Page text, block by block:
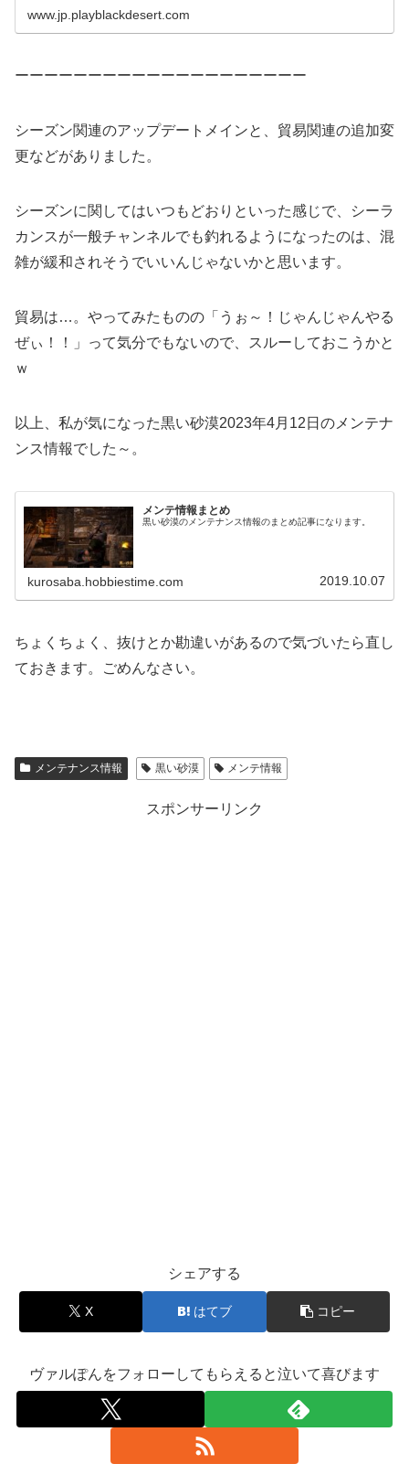
www.jp.playblackdesert.com
ーーーーーーーーーーーーーーーーーーーー
シーズン関連のアップデートメインと、貿易関連の追加変
更などがありました。
シーズンに関してはいつもどおりといった感じで、シーラ
カンスが一般チャンネルでも釣れるようになったのは、混
雑が緩和されそうでいいんじゃないかと思います。
貿易は…。やってみたものの「うぉ～！じゃんじゃんやる
ぜぃ！！」って気分でもないので、スルーしておこうかと
ｗ
以上、私が気になった黒い砂漠2023年4月12日のメンテナ
ンス情報でした～。
メンテ情報まとめ
黒い砂漠のメンテナンス情報のまとめ記事になります。
kurosaba.hobbiestime.com 2019.10.07
ちょくちょく、抜けとか勘違いがあるので気づいたら直し
ておきます。ごめんなさい。
メンテナンス情報 黒い砂漠 メンテ情報
スポンサーリンク
シェアする
X はてブ コピー
ヴァルぽんをフォローしてもらえると泣いて喜びます